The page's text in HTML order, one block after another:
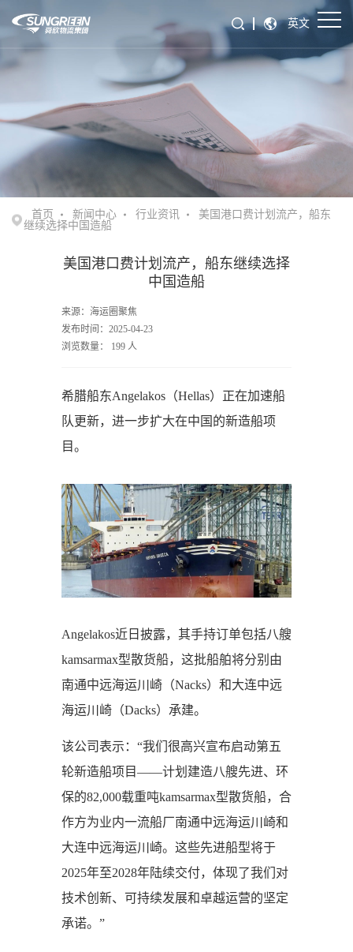
英文
首页 新闻中心 行业资讯
美国港口费计划流产，船东
继续选择中国造船
美国港口费计划流产，船东继续选择
中国造船
来源：海运圈聚焦
发布时间：2025-04-23
浏览数量： 199人
希腊船东Angelakos（Hellas）正在加速船
队更新，进一步扩大在中国的新造船项
目。
Angelakos近日披露，其手持订单包括八艘
kamsarmax型散货船，这批船舶将分别由
南通中远海运川崎（Nacks）和大连中远
海运川崎（Dacks）承建。
该公司表示：“我们很高兴宣布启动第五
轮新造船项目——计划建造八艘先进、环
保的82,000载重吨kamsarmax型散货船，合
作方为业内一流船厂南通中远海运川崎和
大连中远海运川崎。这些先进船型将于
2025年至2028年陆续交付，体现了我们对
技术创新、可持续发展和卓越运营的坚定
承诺。”